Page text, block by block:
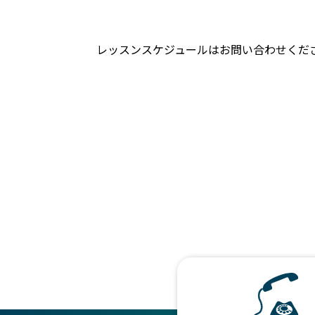
レッスンスケジュールはお問い合わせくだ